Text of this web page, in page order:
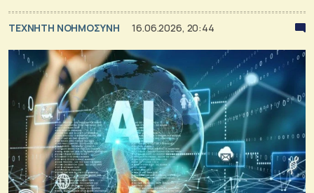
TΕΧΝΗΤΗ ΝΟΗΜΟΣΥΝΗ 16.06.2026, 20:44